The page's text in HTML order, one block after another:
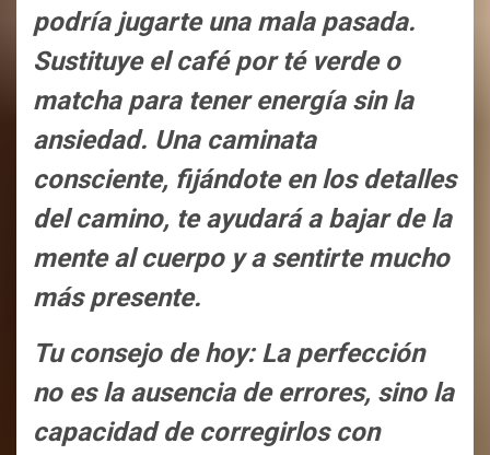
podría jugarte una mala pasada.
Sustituye el café por té verde o
matcha para tener energía sin la
ansiedad. Una caminata
consciente, fijándote en los detalles
del camino, te ayudará a bajar de la
mente al cuerpo y a sentirte mucho
más presente.
Tu consejo de hoy: La perfección
no es la ausencia de errores, sino la
capacidad de corregirlos con